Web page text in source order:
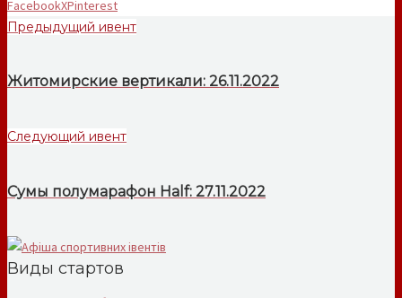
FacebookXPinterest
Предыдущий ивент
Житомирские вертикали: 26.11.2022
Следующий ивент
Сумы полумарафон Half: 27.11.2022
Виды стартов